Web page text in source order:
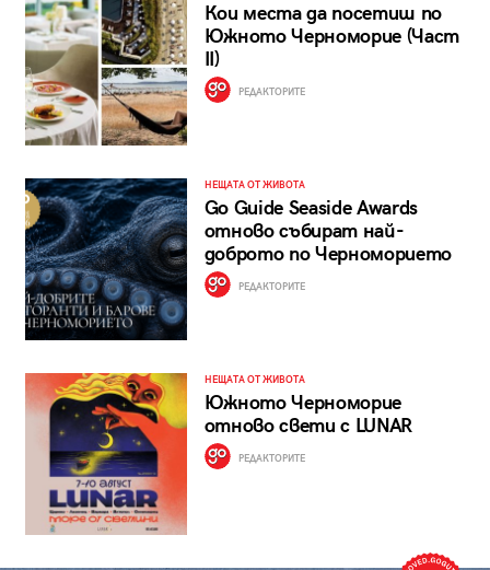
Кои места да посетиш по
Южното Черноморие (Част
II)
РЕДАКТОРИТЕ
НЕЩАТА ОТ ЖИВОТА
Go Guide Seaside Awards
отново събират най-
доброто по Черноморието
РЕДАКТОРИТЕ
НЕЩАТА ОТ ЖИВОТА
Южното Черноморие
отново свети с LUNAR
РЕДАКТОРИТЕ